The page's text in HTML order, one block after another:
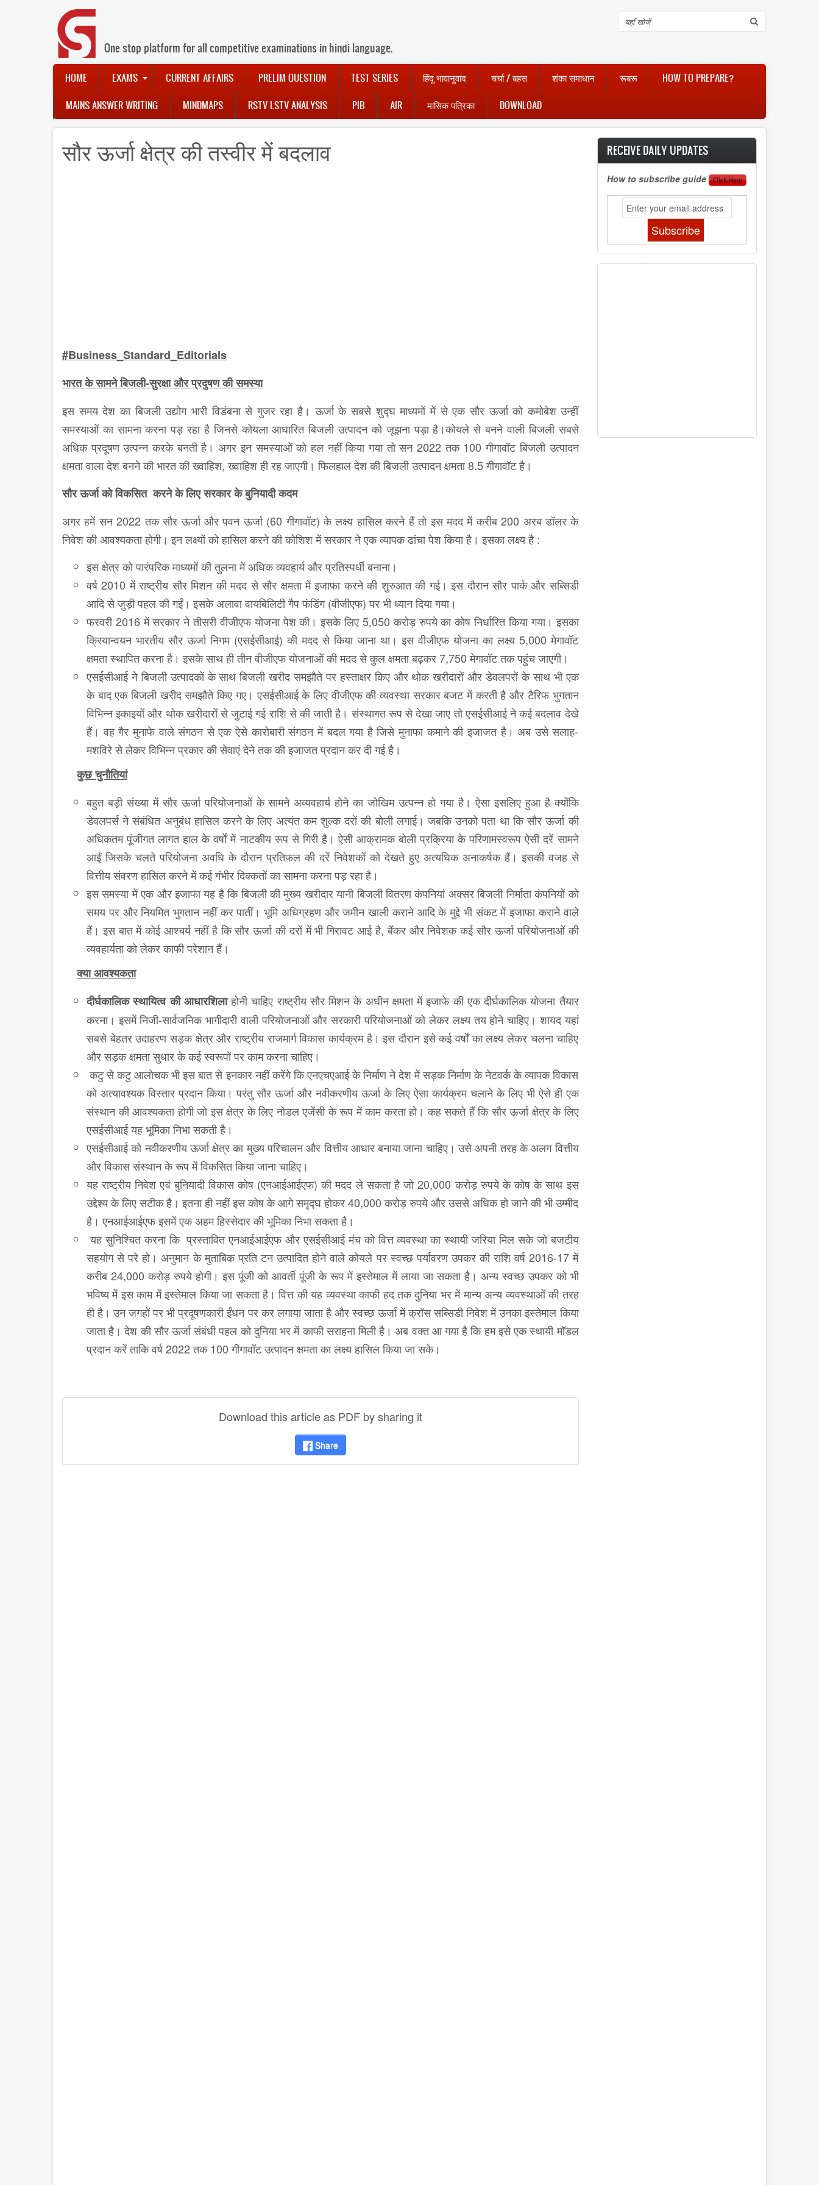
One stop platform for all competitive examinations in hindi language.
Search
Main
navigation
HOME EXAMS CURRENT AFFAIRS PRELIM QUESTION TEST SERIES हिंदू भावानुवाद चर्चा / बहस शंका समाधान रूबरू HOW TO PREPARE?
MAINS ANSWER WRITING MINDMAPS RSTV LSTV ANALYSIS PIB AIR मासिक पत्रिका DOWNLOAD
सौर ऊर्जा क्षेत्र की तस्वीर में बदलाव
#Business_Standard_Editorials
भारत के सामने बिजली-सुरक्षा और प्रदुषण की समस्या
इस समय देश का बिजली उद्योग भारी विडंबना से गुजर रहा है। ऊर्जा के सबसे शुद्घ माध्यमों में से एक सौर ऊर्जा को कमोबेश उन्हीं
समस्याओं का सामना करना पड़ रहा है जिनसे कोयला आधारित बिजली उत्पादन को जूझना पड़ा है।कोयले से बनने वाली बिजली सबसे
अधिक प्रदूषण उत्पन्न करके बनती है। अगर इन समस्याओं को हल नहीं किया गया तो सन 2022 तक 100 गीगावॉट बिजली उत्पादन
क्षमता वाला देश बनने की भारत की ख्वाहिश, ख्वाहिश ही रह जाएगी। फिलहाल देश की बिजली उत्पादन क्षमता 8.5 गीगावॉट है।
सौर ऊर्जा को विकसित करने के लिए सरकार के बुनियादी कदम
अगर हमें सन 2022 तक सौर ऊर्जा और पवन ऊर्जा (60 गीगावॉट) के लक्ष्य हासिल करने हैं तो इस मदद में करीब 200 अरब डॉलर के
निवेश की आवश्यकता होगी। इन लक्ष्यों को हासिल करने की कोशिश में सरकार ने एक व्यापक ढांचा पेश किया है। इसका लक्ष्य है :
इस क्षेत्र को पारंपरिक माध्यमों की तुलना में अधिक व्यवहार्य और प्रतिस्पर्धी बनाना।
वर्ष 2010 में राष्ट्रीय सौर मिशन की मदद से सौर क्षमता में इजाफा करने की शुरुआत की गई। इस दौरान सौर पार्क और सब्सिडी
आदि से जुड़ी पहल की गईं। इसके अलावा वायबिलिटी गैप फंडिंग (वीजीएफ) पर भी ध्यान दिया गया।
फरवरी 2016 में सरकार ने तीसरी वीजीएफ योजना पेश की। इसके लिए 5,050 करोड़ रुपये का कोष निर्धारित किया गया। इसका
क्रियान्वयन भारतीय सौर ऊर्जा निगम (एसईसीआई) की मदद से किया जाना था। इस वीजीएफ योजना का लक्ष्य 5,000 मेगावॉट
क्षमता स्थापित करना है। इसके साथ ही तीन वीजीएफ योजनाओं की मदद से कुल क्षमता बढ़कर 7,750 मेगावॉट तक पहुंच जाएगी।
एसईसीआई ने बिजली उत्पादकों के साथ बिजली खरीद समझौते पर हस्ताक्षर किए और थोक खरीदारों और डेवलपरों के साथ भी एक
के बाद एक बिजली खरीद समझौते किए गए। एसईसीआई के लिए वीजीएफ की व्यवस्था सरकार बजट में करती है और टैरिफ भुगतान
विभिन्न इकाइयों और थोक खरीदारों से जुटाई गई राशि से की जाती है। संस्थागत रूप से देखा जाए तो एसईसीआई ने कई बदलाव देखे
हैं। वह गैर मुनाफे वाले संगठन से एक ऐसे कारोबारी संगठन में बदल गया है जिसे मुनाफा कमाने की इजाजत है। अब उसे सलाह-
मशविरे से लेकर विभिन्न प्रकार की सेवाएं देने तक की इजाजत प्रदान कर दी गई है।
कुछ चुनौतियां
बहुत बड़ी संख्या में सौर ऊर्जा परियोजनाओं के सामने अव्यवहार्य होने का जोखिम उत्पन्न हो गया है। ऐसा इसलिए हुआ है क्योंकि
डेवलपर्स ने संबंधित अनुबंध हासिल करने के लिए अत्यंत कम शुल्क दरों की बोली लगाई। जबकि उनको पता था कि सौर ऊर्जा की
अधिकतम पूंजीगत लागत हाल के वर्षों में नाटकीय रूप से गिरी है। ऐसी आक्रामक बोली प्रक्रिया के परिणामस्वरूप ऐसी दरें सामने
आईं जिसके चलते परियोजना अवधि के दौरान प्रतिफल की दरें निवेशकों को देखते हुए अत्यधिक अनाकर्षक हैं। इसकी वजह से
वित्तीय संवरण हासिल करने में कई गंभीर दिक्कतों का सामना करना पड़ रहा है।
इस समस्या में एक और इजाफा यह है कि बिजली की मुख्य खरीदार यानी बिजली वितरण कंपनियां अक्सर बिजली निर्माता कंपनियों को
समय पर और नियमित भुगतान नहीं कर पातीं। भूमि अधिग्रहण और जमीन खाली कराने आदि के मुद्दे भी संकट में इजाफा कराने वाले
हैं। इस बात में कोई आश्चर्य नहीं है कि सौर ऊर्जा की दरों में भी गिरावट आई है, बैंकर और निवेशक कई सौर ऊर्जा परियोजनाओं की
व्यवहार्यता को लेकर काफी परेशान हैं।
क्या आवश्यकता
दीर्घकालिक स्थायित्व की आधारशिलाहोनी चाहिए राष्ट्रीय सौर मिशन के अधीन क्षमता में इजाफे की एक दीर्घकालिक योजना तैयार
करना। इसमें निजी-सार्वजनिक भागीदारी वाली परियोजनाओं और सरकारी परियोजनाओं को लेकर लक्ष्य तय होने चाहिए। शायद यहां
सबसे बेहतर उदाहरण सड़क क्षेत्र और राष्ट्रीय राजमार्ग विकास कार्यक्रम है। इस दौरान इसे कई वर्षों का लक्ष्य लेकर चलना चाहिए
और सड़क क्षमता सुधार के कई स्वरूपों पर काम करना चाहिए।
कटु से कटु आलोचक भी इस बात से इनकार नहीं करेंगे कि एनएचएआई के निर्माण ने देश में सड़क निर्माण के नेटवर्क के व्यापक विकास
को अत्यावश्यक विस्तार प्रदान किया। परंतु सौर ऊर्जा और नवीकरणीय ऊर्जा के लिए ऐसा कार्यक्रम चलाने के लिए भी ऐसे ही एक
संस्थान की आवश्यकता होगी जो इस क्षेत्र के लिए नोडल एजेंसी के रूप में काम करता हो। कह सकते हैं कि सौर ऊर्जा क्षेत्र के लिए
एसईसीआई यह भूमिका निभा सकती है।
एसईसीआई को नवीकरणीय ऊर्जा क्षेत्र का मुख्य परिचालन और वित्तीय आधार बनाया जाना चाहिए। उसे अपनी तरह के अलग वित्तीय
और विकास संस्थान के रूप में विकसित किया जाना चाहिए।
यह राष्ट्रीय निवेश एवं बुनियादी विकास कोष (एनआईआईएफ) की मदद ले सकता है जो 20,000 करोड़ रुपये के कोष के साथ इस
उद्देश्य के लिए सटीक है। इतना ही नहीं इस कोष के आगे समृद्घ होकर 40,000 करोड़ रुपये और उससे अधिक हो जाने की भी उम्मीद
है। एनआईआईएफ इसमें एक अहम हिस्सेदार की भूमिका निभा सकता है।
यह सुनिश्चित करना कि प्रस्तावित एनआईआईएफ और एसईसीआई मंच को वित्त व्यवस्था का स्थायी जरिया मिल सके जो बजटीय
सहयोग से परे हो। अनुमान के मुताबिक प्रति टन उत्पादित होने वाले कोयले पर स्वच्छ पर्यावरण उपकर की राशि वर्ष 2016-17 में
करीब 24,000 करोड़ रुपये होगी। इस पूंजी को आवर्ती पूंजी के रूप में इस्तेमाल में लाया जा सकता है। अन्य स्वच्छ उपकर को भी
भविष्य में इस काम में इस्तेमाल किया जा सकता है। वित्त की यह व्यवस्था काफी हद तक दुनिया भर में मान्य अन्य व्यवस्थाओं की तरह
ही है। उन जगहों पर भी प्रदूषणकारी ईंधन पर कर लगाया जाता है और स्वच्छ ऊर्जा में क्रॉस सब्सिडी निवेश में उनका इस्तेमाल किया
जाता है। देश की सौर ऊर्जा संबंधी पहल को दुनिया भर में काफी सराहना मिली है। अब वक्त आ गया है कि हम इसे एक स्थायी मॉडल
प्रदान करें ताकि वर्ष 2022 तक 100 गीगावॉट उत्पादन क्षमता का लक्ष्य हासिल किया जा सके।
Download this article as PDF by sharing it
Share
RECEIVE DAILY UPDATES
How to subscribe guide